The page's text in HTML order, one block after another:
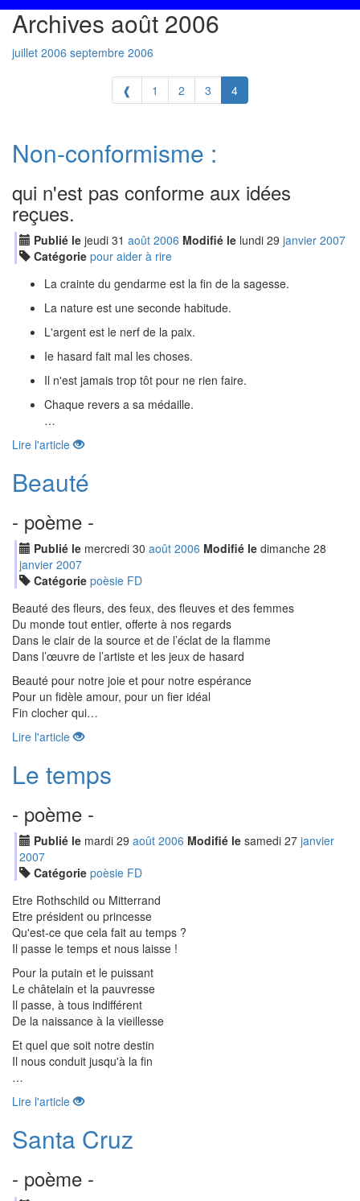
Archives août 2006
juillet 2006 septembre 2006
❰ 1 2 3 4
Non-conformisme :
qui n'est pas conforme aux idées
reçues.
Publié le jeudi 31 août 2006 Modifié le lundi 29 janvier 2007
Catégorie pour aider à rire
La crainte du gendarme est la fin de la sagesse.
La nature est une seconde habitude.
L'argent est le nerf de la paix.
Ie hasard fait mal les choses.
Il n'est jamais trop tôt pour ne rien faire.
Chaque revers a sa médaille.
…
Lire l'article
Beauté
- poème -
Publié le mercredi 30 août 2006 Modifié le dimanche 28
janvier 2007
Catégorie poèsie FD
Beauté des fleurs, des feux, des fleuves et des femmes
Du monde tout entier, offerte à nos regards
Dans le clair de la source et de l’éclat de la flamme
Dans l’œuvre de l’artiste et les jeux de hasard
Beauté pour notre joie et pour notre espérance
Pour un fidèle amour, pour un fier idéal
Fin clocher qui…
Lire l'article
Le temps
- poème -
Publié le mardi 29 août 2006 Modifié le samedi 27 janvier
2007
Catégorie poèsie FD
Etre Rothschild ou Mitterrand
Etre président ou princesse
Qu'est-ce que cela fait au temps ?
Il passe le temps et nous laisse !
Pour la putain et le puissant
Le châtelain et la pauvresse
Il passe, à tous indifférent
De la naissance à la vieillesse
Et quel que soit notre destin
Il nous conduit jusqu'à la fin
…
Lire l'article
Santa Cruz
- poème -